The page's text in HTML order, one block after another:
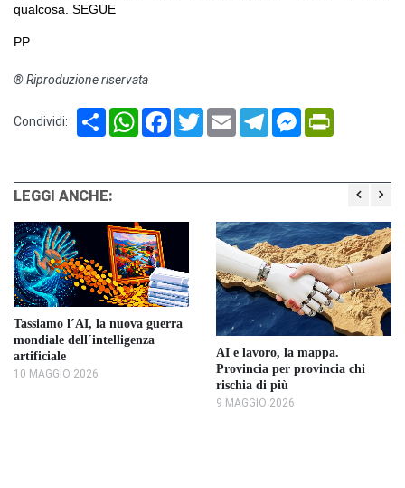
qualcosa. SEGUE
PP
® Riproduzione riservata
Condividi: Share WhatsAppFacebook
TwitterEmail TelegramMessenger
LEGGI ANCHE:
Tassiamo l´AI, la nuova guerra
mondiale dell´intelligenza
artificiale
10 MAGGIO 2026
AI e lavoro, la mappa.
Provincia per provincia chi
rischia di più
9 MAGGIO 2026